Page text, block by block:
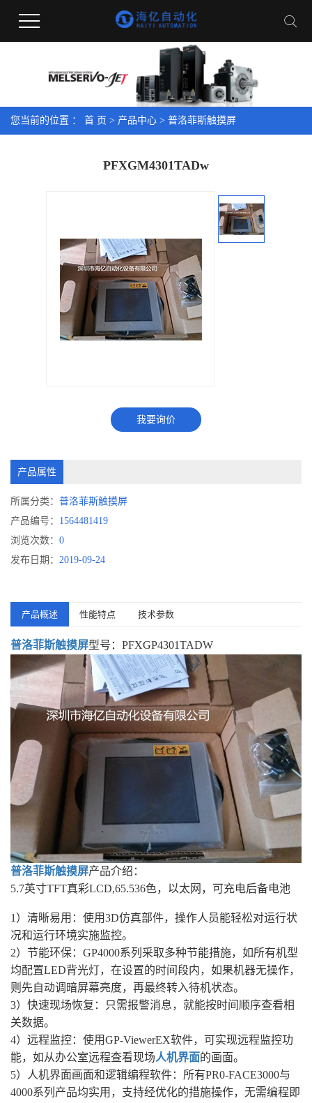
您当前的位置 ： 首 页 > 产品中心 > 普洛菲斯触摸屏
PFXGM4301TADw
我要询价
产品属性
所属分类： 普洛菲斯触摸屏
产品编号： 1564481419
浏览次数： 0
发布日期： 2019-09-24
产品概述 性能特点 技术参数
普洛菲斯触摸屏型号：PFXGP4301TADW
普洛菲斯触摸屏产品介绍：
5.7英寸TFT真彩LCD,65.536色，以太网，可充电后备电池
1）清晰易用：使用3D仿真部件，操作人员能轻松对运行状
况和运行环境实施监控。
2）节能环保：GP4000系列采取多种节能措施，如所有机型
均配置LED背光灯，在设置的时间段内，如果机器无操作，
则先自动调暗屏幕亮度，再最终转入待机状态。
3）快速现场恢复：只需报警消息，就能按时间顺序查看相
关数据。
4）远程监控：使用GP-ViewerEX软件，可实现远程监控功
能，如从办公室远程查看现场人机界面的画面。
5）人机界面画面和逻辑编程软件：所有PR0-FACE3000与
4000系列产品均实用，支持经优化的措施操作，无需编程即